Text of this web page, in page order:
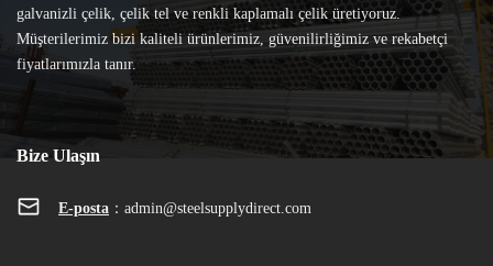
galvanizli çelik, çelik tel ve renkli kaplamalı çelik üretiyoruz.
Müşterilerimiz bizi kaliteli ürünlerimiz, güvenilirliğimiz ve rekabetçi
fiyatlarımızla tanır.
Bize Ulaşın
E-posta ： admin@steelsupplydirect.com